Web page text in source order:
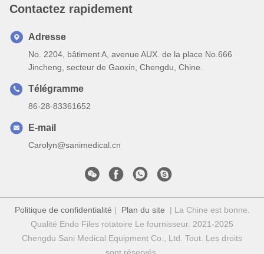
Contactez rapidement
Adresse
No. 2204, bâtiment A, avenue AUX. de la place No.666
Jincheng, secteur de Gaoxin, Chengdu, Chine.
Télégramme
86-28-83361652
E-mail
Carolyn@sanimedical.cn
Politique de confidentialité | Plan du site | La Chine est bonne.
Qualité Endo Files rotatoire Le fournisseur. 2021-2025
Chengdu Sani Medical Equipment Co., Ltd. Tout. Les droits